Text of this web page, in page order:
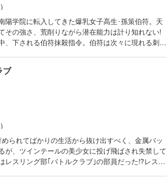
陽学院に転入してきた爆乳女子高生･孫策伯符。天
その強さ、荒削りながら潜在能力は計り知れない!
、下される伯符抹殺指令。伯符は次々に現れる刺客
ブ
られてばかりの生活から抜け出すべく、金属バッ
が、ツインテールの美少女に投げ飛ばされ失禁して
レスリング部｢バトルクラブ｣の部員だった!?レスリ